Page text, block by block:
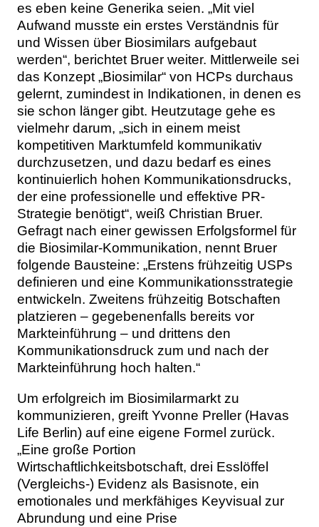
es eben keine Generika seien. „Mit viel
Aufwand musste ein erstes Verständnis für
und Wissen über Biosimilars aufgebaut
werden“, berichtet Bruer weiter. Mittlerweile sei
das Konzept „Biosimilar“ von HCPs durchaus
gelernt, zumindest in Indikationen, in denen es
sie schon länger gibt. Heutzutage gehe es
vielmehr darum, „sich in einem meist
kompetitiven Marktumfeld kommunikativ
durchzusetzen, und dazu bedarf es eines
kontinuierlich hohen Kommunikationsdrucks,
der eine professionelle und effektive PR-
Strategie benötigt“, weiß Christian Bruer.
Gefragt nach einer gewissen Erfolgsformel für
die Biosimilar-Kommunikation, nennt Bruer
folgende Bausteine: „Erstens frühzeitig USPs
definieren und eine Kommunikationsstrategie
entwickeln. Zweitens frühzeitig Botschaften
platzieren – gegebenenfalls bereits vor
Markteinführung – und drittens den
Kommunikationsdruck zum und nach der
Markteinführung hoch halten.“
Um erfolgreich im Biosimilarmarkt zu
kommunizieren, greift Yvonne Preller (Havas
Life Berlin) auf eine eigene Formel zurück.
„Eine große Portion
Wirtschaftlichkeitsbotschaft, drei Esslöffel
(Vergleichs-) Evidenz als Basisnote, ein
emotionales und merkfähiges Keyvisual zur
Abrundung und eine Prise